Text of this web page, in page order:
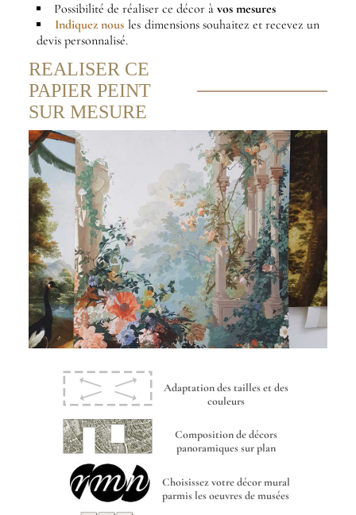
Possibilité de réaliser ce décor à vos mesures
Indiquez nous les dimensions souhaitez et recevez un
devis personnalisé.
REALISER CE
PAPIER PEINT
SUR MESURE
Adaptation des tailles et des
couleurs
Composition de décors
panoramiques sur plan
Choisissez votre décor mural
parmis les oeuvres de musées